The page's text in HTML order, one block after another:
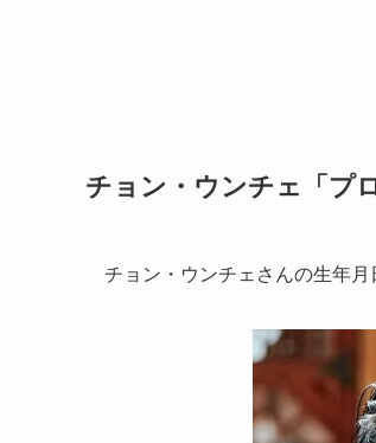
チョン・ウンチェ「プ
チョン・ウンチェさんの生年月